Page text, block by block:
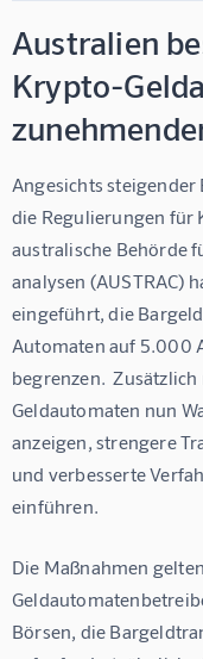
Australien
Krypto-
Angesichts
die Regulierungen für
australische Behörde
analysen (AUSTRAC)
eingeführt, die
Automaten auf 5.000
begrenzen.
Geldautomaten nun
anzeigen, strengere
und verbesserte
einführen.
Die Maßnahmen
Börsen, die